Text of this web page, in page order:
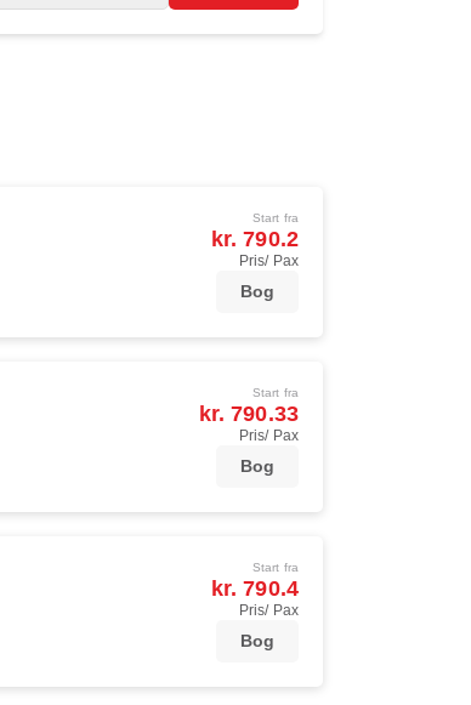
Start fra
kr. 790.2
Pris/ Pax
Bog
Start fra
kr. 790.33
Pris/ Pax
Bog
Start fra
kr. 790.4
Pris/ Pax
Bog